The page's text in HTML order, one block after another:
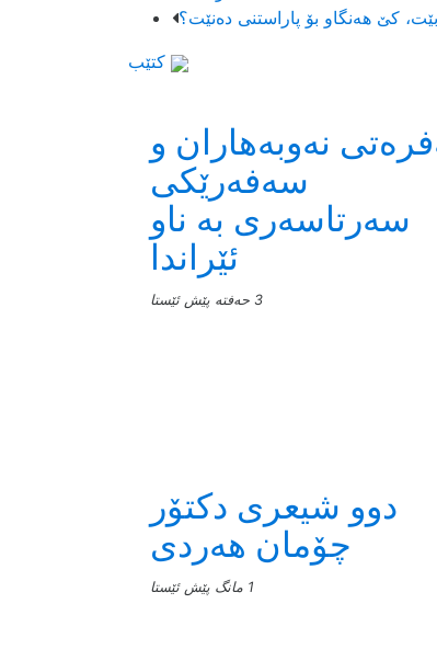
نەوبەهاران و
سەفەرێکی
سەرتاسەری بە ناو
ئێراندا
3 حەفتە پێش ئێستا
دوو شیعری دکتۆر
چۆمان هەردی
1 مانگ پێش ئێستا